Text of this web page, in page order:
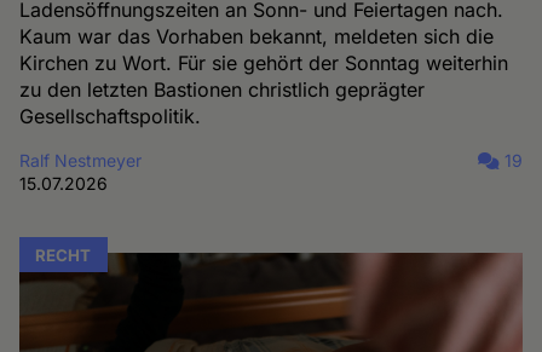
Ladensöffnungszeiten an Sonn- und Feiertagen nach.
Kaum war das Vorhaben bekannt, meldeten sich die
Kirchen zu Wort. Für sie gehört der Sonntag weiterhin
zu den letzten Bastionen christlich geprägter
Gesellschaftspolitik.
Ralf Nestmeyer
15.07.2026
19
RECHT